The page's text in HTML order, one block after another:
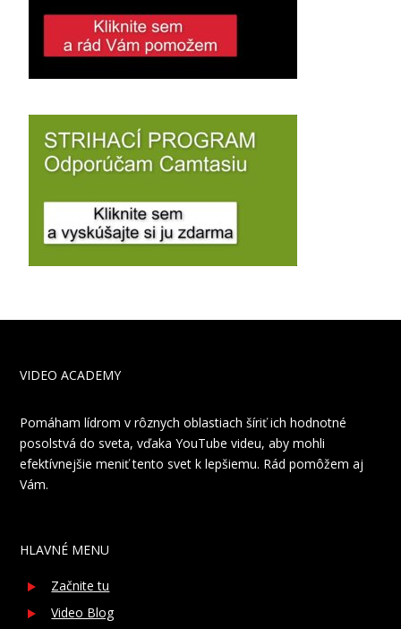
VIDEO ACADEMY
Pomáham lídrom v rôznych oblastiach šíriť ich hodnotné
posolstvá do sveta, vďaka YouTube videu, aby mohli
efektívnejšie meniť tento svet k lepšiemu. Rád pomôžem aj
Vám.
HLAVNÉ MENU
Začnite tu
Video Blog